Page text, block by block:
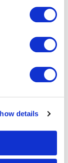
details